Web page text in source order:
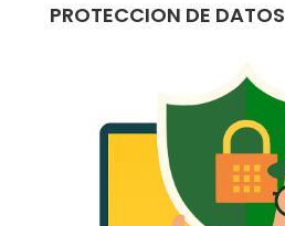
PROTECCION DE DATOS